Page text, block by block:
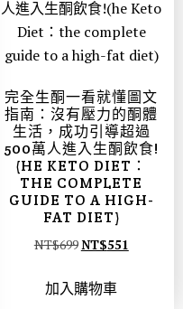
完全生酮一看就懂圖文
指南：沒有壓力的酮體
生活，成功引導超過
500萬人進入生酮飲食!
(HE KETO DIET：
THE COMPLETE
GUIDE TO A HIGH-
FAT DIET)
NT$699 NT$551
加入購物車